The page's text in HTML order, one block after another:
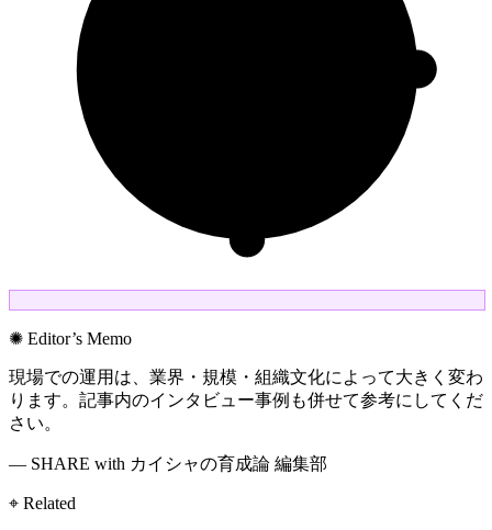
✺ Editor’s Memo
現場での運用は、業界・規模・組織文化によって大きく変わ
ります。記事内のインタビュー事例も併せて参考にしてくだ
さい。
— SHARE with カイシャの育成論 編集部
⌖ Related